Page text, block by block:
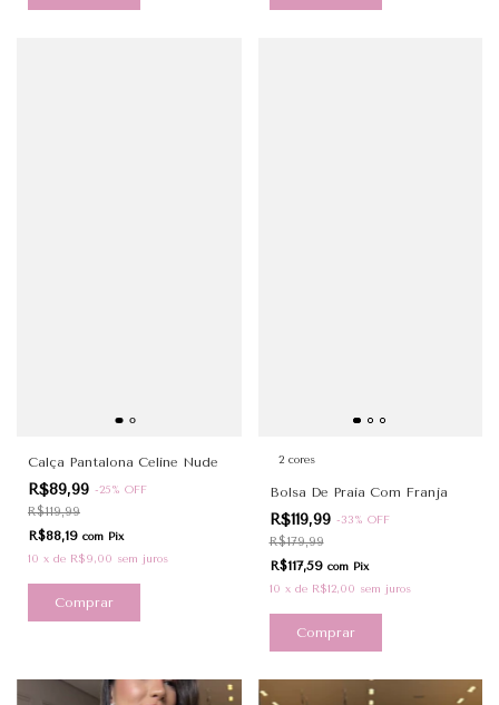
Calça Pantalona Celine Nude
R$89,99 -25% OFF
R$119,99
R$88,19 com Pix
10 x de R$9,00 sem juros
Comprar
2 cores
Bolsa De Praia Com Franja
R$119,99 -33% OFF
R$179,99
R$117,59 com Pix
10 x de R$12,00 sem juros
Comprar